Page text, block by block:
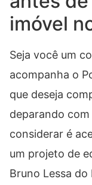
imóvel
Seja você um
acompanha o
que deseja
deparando
considerar é
um projeto de
Bruno Lessa do